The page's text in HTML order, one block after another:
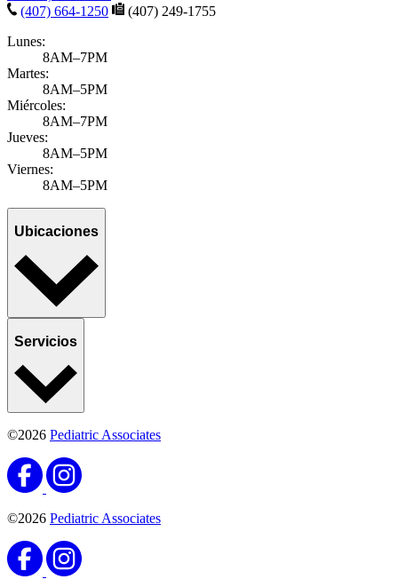
(407) 664-1250
(407) 249-1755
Lunes:
8AM–7PM
Martes:
8AM–5PM
Miércoles:
8AM–7PM
Jueves:
8AM–5PM
Viernes:
8AM–5PM
Ubicaciones
Servicios
©2026 Pediatric Associates
©2026 Pediatric Associates